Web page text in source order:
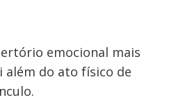
emocional mais
além do ato físico de